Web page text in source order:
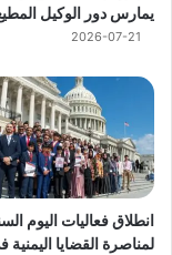
يمارس دور الوكيل
2026-07-21
انطلاق فعاليات اليوم
لمناصرة القضايا اليمنية